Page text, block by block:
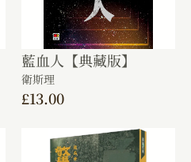
藍血人【典藏版】
衛斯理
£13.00